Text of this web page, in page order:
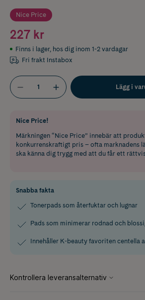
Nice Price
227 kr
Finns i lager, hos dig inom 1-2 vardagar
Fri frakt Instabox
Lägg i
Nice Price!
Märkningen “Nice Price” innebär att
konkurrenskraftigt pris – ofta marknadens
ska känna dig trygg med att du får ett
Snabba fakta
Tonerpads som återfuktar och lugnar
Pads som minimerar rodnad och
Innehåller K-beauty favoriten centella